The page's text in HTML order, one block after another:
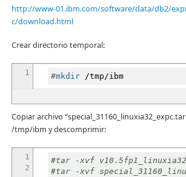
http://www-01.ibm.com/software/data/db2/
c/download.html
Crear directorio temporal:
1 #mkdir /tmp/ibm
Copiar archivo
/tmp/ibm y descomprimir:
1
2
#tar -xvf
#tar -xvf